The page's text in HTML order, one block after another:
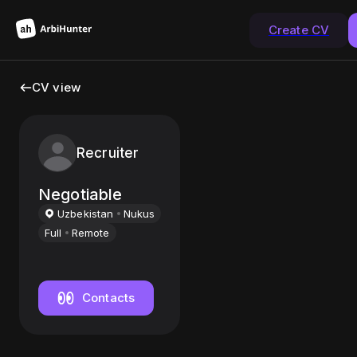
Create CV
CV view
Recruiter
Negotiable
Uzbekistan
Nukus
Full
Remote
Contacts